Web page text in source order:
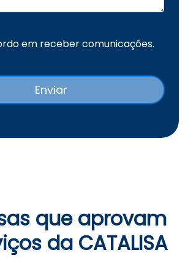
em receber comunicações.
que aprovam
da CATALISA